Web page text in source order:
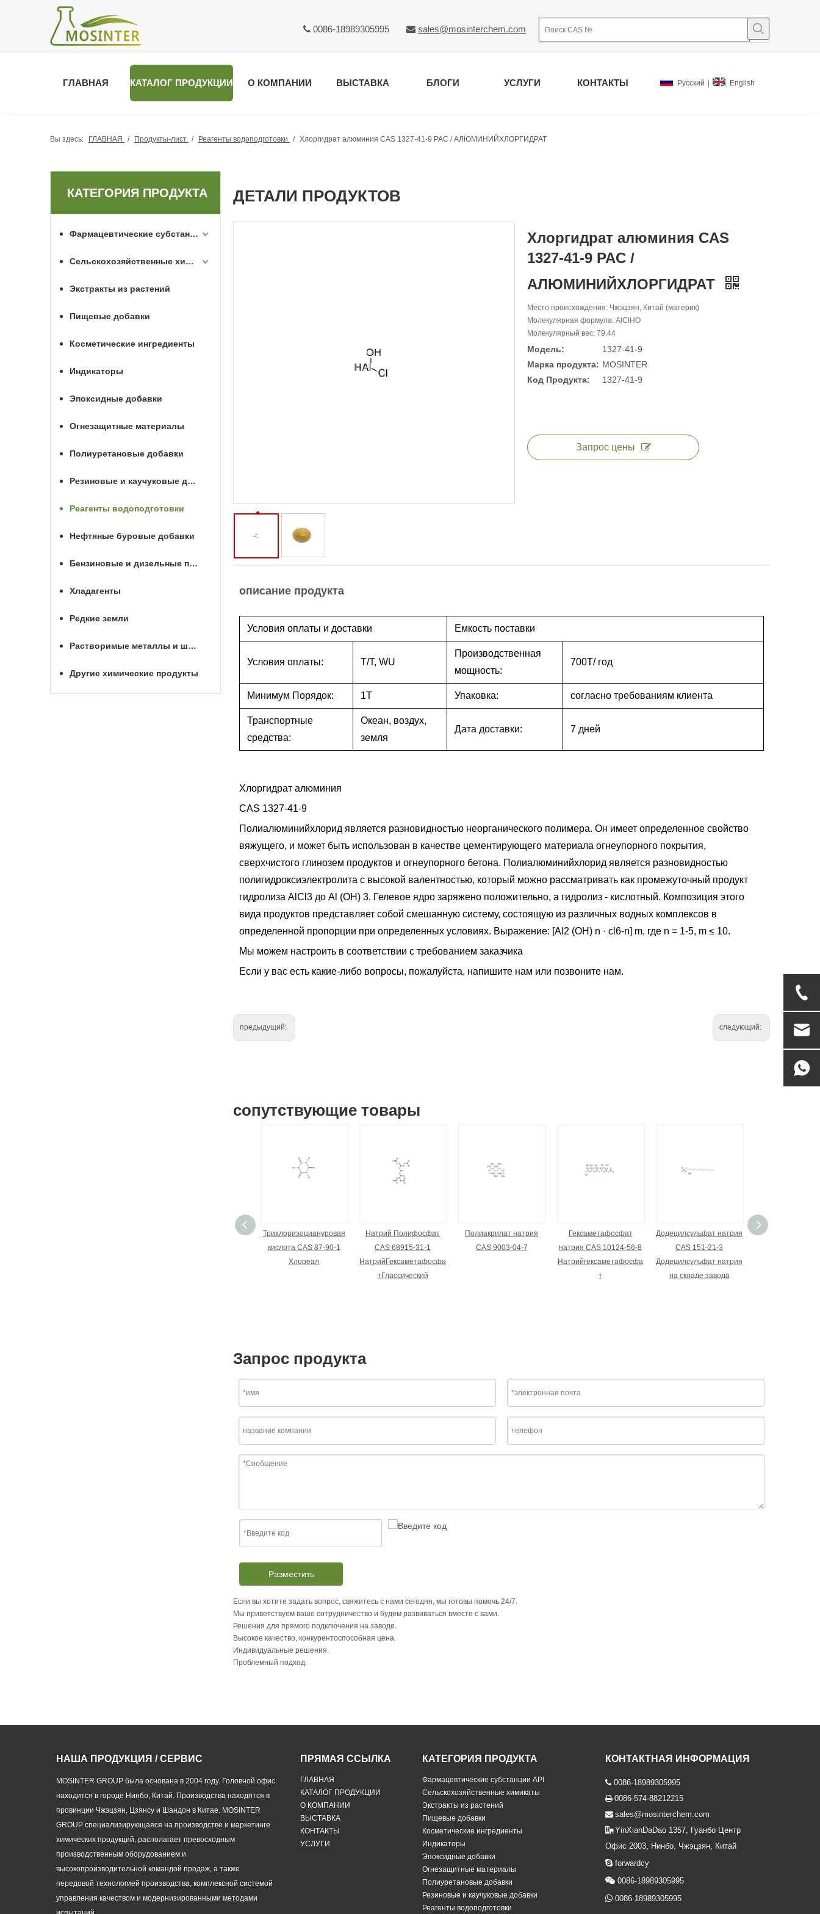
 0086-18989305995  sales@mosinterchem.com
ГЛАВНАЯ КАТАЛОГ ПРОДУКЦИИ О КОМПАНИИ ВЫСТАВКА БЛОГИ УСЛУГИ КОНТАКТЫ Pусский English
Вы здесь: ГЛАВНАЯ / Продукты-лист / Реагенты водоподготовки / Хлоргидрат алюминия CAS 1327-41-9 PAC / АЛЮМИНИЙХЛОРГИДРАТ
КАТЕГОРИЯ ПРОДУКТА
Фармацевтические субстанции API
Сельскохозяйственные химикаты
Экстракты из растений
Пищевые добавки
Косметические ингредиенты
Индикаторы
Эпоксидные добавки
Огнезащитные материалы
Полиуретановые добавки
Резиновые и каучуковые добавки
Реагенты водоподготовки
Нефтяные буровые добавки
Бензиновые и дизельные присадки
Хладагенты
Редкие земли
Растворимые металлы и шары для МГРП
Другие химические продукты
ДЕТАЛИ ПРОДУКТОВ
Хлоргидрат алюминия CAS
1327-41-9 PAC /
АЛЮМИНИЙХЛОРГИДРАТ
Место происхождения: Чжэцзян, Китай (материк)
Молекулярная формула: AlClHO
Молекулярный вес: 79.44
Модель:
1327-41-9
Марка продукта: MOSINTER
Код Продукта:
1327-41-9
Запрос цены
описание продукта
Условия оплаты и доставки Емкость поставки
Условия оплаты: T/T, WU
Производственная
мощность:
700T/ год
Минимум Порядок: 1T Упаковка: согласно требованиям клиента
Транспортные
средства:
Океан, воздух,
земля
Дата доставки: 7 дней
Хлоргидрат алюминия
CAS 1327-41-9
Полиалюминийхлорид является разновидностью неорганического полимера. Он имеет определенное свойство
вяжущего, и может быть использован в качестве цементирующего материала огнеупорного покрытия,
сверхчистого глинозем продуктов и огнеупорного бетона. Полиалюминийхлорид является разновидностью
полигидроксиэлектролита с высокой валентностью, который можно рассматривать как промежуточный продукт
гидролиза AlCl3 до Al (OH) 3. Гелевое ядро заряжено положительно, а гидролиз - кислотный. Композиция этого
вида продуктов представляет собой смешанную систему, состоящую из различных водных комплексов в
определенной пропорции при определенных условиях. Выражение: [Al2 (OH) n · cl6-n] m, где n = 1-5, m ≤ 10.
Мы можем настроить в соответствии с требованием заказчика
Если у вас есть какие-либо вопросы, пожалуйста, напишите нам или позвоните нам.
предыдущий: следующий:
сопутствующие товары
Трихлоризоциануровая
кислота CAS 87-90-1
Хлореал
Натрий Полифосфат
CAS 68915-31-1
НатрийГексаметафосфа
тГлассический
Полиакрилат натрия
CAS 9003-04-7
Гексаметафосфат
натрия CAS 10124-56-8
Натрийгексаметафосфа
т
Додецилсульфат натрия
CAS 151-21-3
Додецилсульфат натрия
на складе завода
Перкарбонат
Запрос продукта
Разместить
Если вы хотите задать вопрос, свяжитесь с нами сегодня, мы готовы помочь 24/7.
Мы приветствуем ваше сотрудничество и будем развиваться вместе с вами.
Решения для прямого подключения на заводе.
Высокое качество, конкурентоспособная цена.
Индивидуальные решения.
Проблемный подход.
НАША ПРОДУКЦИЯ / СЕРВИС
MOSINTER GROUP была основана в 2004 году. Головной офис
находится в городе Нинбо, Китай. Производства находятся в
провинции Чжэцзян, Цзянсу и Шандон в Китае. MOSINTER
GROUP специализирующаяся на производстве и маркетинге
химических продукций, располагает превосходным
производственным оборудованием и
высокопроизводительной командой продаж, а также
передовой технологией производства, комплексной системой
управления качеством и модернизированными методами
ПРЯМАЯ ССЫЛКА
ГЛАВНАЯ
КАТАЛОГ ПРОДУКЦИИ
О КОМПАНИИ
ВЫСТАВКА
КОНТАКТЫ
УСЛУГИ
КАТЕГОРИЯ ПРОДУКТА
Фармацевтические субстанции API
Сельскохозяйственные химикаты
Экстракты из растений
Пищевые добавки
Косметические ингредиенты
Индикаторы
Эпоксидные добавки
Огнезащитные материалы
Полиуретановые добавки
Резиновые и каучуковые добавки
Реагенты водоподготовки
КОНТАКТНАЯ ИНФОРМАЦИЯ
 0086-18989305995
 0086-574-88212215
 sales@mosinterchem.com
YinXianDaDao 1357, Гуанбо Центр
Офис 2003, Нинбо, Чжэцзян, Китай
 forwardcy
 0086-18989305995
 0086-18989305995